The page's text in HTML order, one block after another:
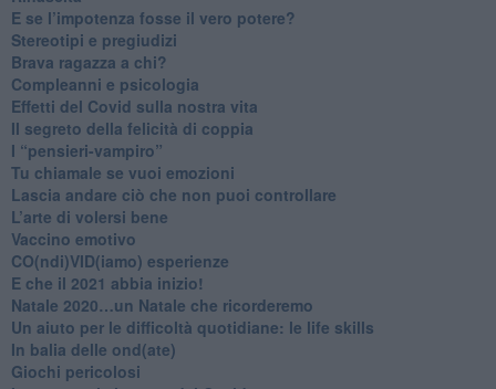
​E se l’impotenza fosse il vero potere?
Stereotipi e pregiudizi
​Brava ragazza a chi?
​Compleanni e psicologia
Effetti del Covid sulla nostra vita
Il segreto della felicità di coppia
​I “pensieri-vampiro”
​Tu chiamale se vuoi emozioni
​Lascia andare ciò che non puoi controllare
L’arte di volersi bene
​Vaccino emotivo
CO(ndi)VID(iamo) esperienze
​E che il 2021 abbia inizio!
​Natale 2020…un Natale che ricorderemo
Un aiuto per le difficoltà quotidiane: le life skills
​In balia delle ond(ate)
Giochi pericolosi